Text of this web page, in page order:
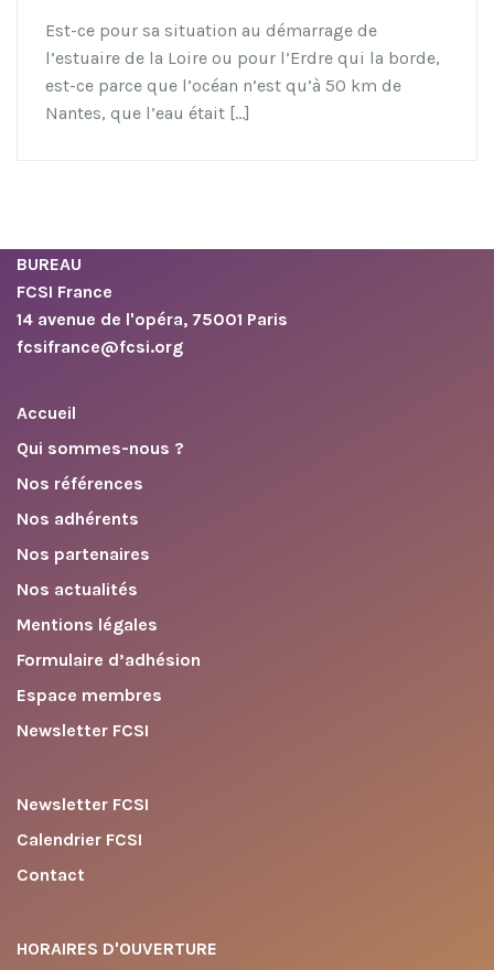
Est-ce pour sa situation au démarrage de
l’estuaire de la Loire ou pour l’Erdre qui la borde,
est-ce parce que l’océan n’est qu’à 50 km de
Nantes, que l’eau était […]
BUREAU
FCSI France
14 avenue de l'opéra, 75001 Paris
fcsifrance@fcsi.org
Accueil
Qui sommes-nous ?
Nos références
Nos adhérents
Nos partenaires
Nos actualités
Mentions légales
Formulaire d’adhésion
Espace membres
Newsletter FCSI
Newsletter FCSI
Calendrier FCSI
Contact
HORAIRES D'OUVERTURE